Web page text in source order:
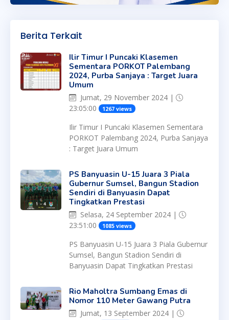
Berita Terkait
Ilir Timur I Puncaki Klasemen
Sementara PORKOT Palembang
2024, Purba Sanjaya : Target Juara
Umum
Jumat, 29 November 2024 |
23:05:00
1267 views
Ilir Timur I Puncaki Klasemen Sementara
PORKOT Palembang 2024, Purba Sanjaya
: Target Juara Umum
PS Banyuasin U-15 Juara 3 Piala
Gubernur Sumsel, Bangun Stadion
Sendiri di Banyuasin Dapat
Tingkatkan Prestasi
Selasa, 24 September 2024 |
23:51:00
1085 views
PS Banyuasin U-15 Juara 3 Piala Gubernur
Sumsel, Bangun Stadion Sendiri di
Banyuasin Dapat Tingkatkan Prestasi
Rio Maholtra Sumbang Emas di
Nomor 110 Meter Gawang Putra
Jumat, 13 September 2024 |